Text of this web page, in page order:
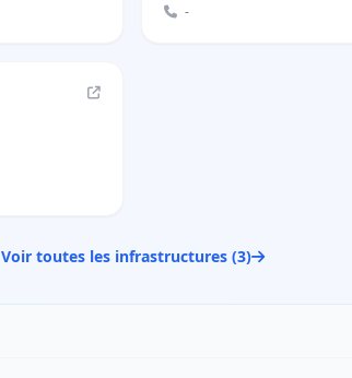
-
Voir toutes les infrastructures (3)